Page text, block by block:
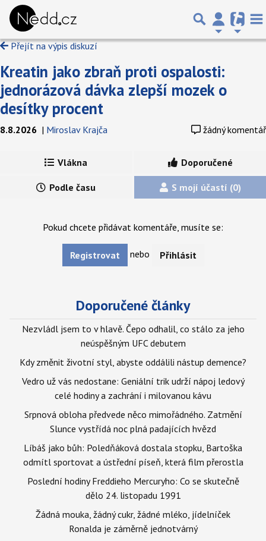
Přejít na výpis diskuzí
Kreatin jako zbraň proti ospalosti:
jednorázová dávka zlepší mozek o
desítky procent
8.8.2026 | Miroslav Krajča žádný komentář
Vlákna Doporučené
Podle času S mojí účastí (0)
Pokud chcete přidávat komentáře, musíte se:
Registrovat nebo Přihlásit
Doporučené články
Nezvládl jsem to v hlavě. Čepo odhalil, co stálo za jeho
neúspěšným UFC debutem
Kdy změnit životní styl, abyste oddálili nástup demence?
Vedro už vás nedostane: Geniální trik udrží nápoj ledový
celé hodiny a zachrání i milovanou kávu
Srpnová obloha předvede něco mimořádného. Zatmění
Slunce vystřídá noc plná padajících hvězd
Líbáš jako bůh: Poledňáková dostala stopku, Bartoška
odmítl sportovat a ústřední píseň, která film přerostla
Poslední hodiny Freddieho Mercuryho: Co se skutečně
dělo 24. listopadu 1991
Žádná mouka, žádný cukr, žádné mléko, jídelníček
Ronalda je záměrně jednotvárný